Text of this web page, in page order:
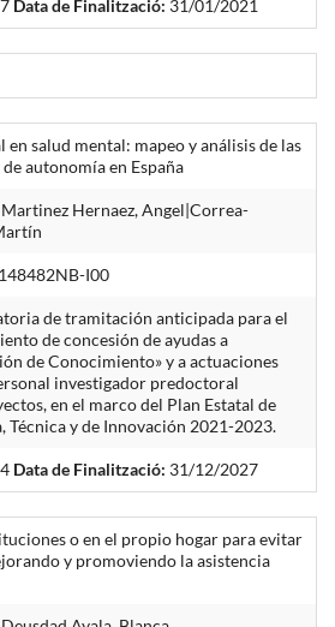
Data de Finalització: 31/01/2021
en salud mental: mapeo y análisis de las
autonomía en España
Martinez Hernaez, Angel|Correa-
I00
de tramitación anticipada para el
de concesión de ayudas a
de Conocimiento» y a actuaciones
investigador predoctoral
en el marco del Plan Estatal de
Técnica y de Innovación 2021-2023.
Data de Finalització: 31/12/2027
o en el propio hogar para evitar
y promoviendo la asistencia